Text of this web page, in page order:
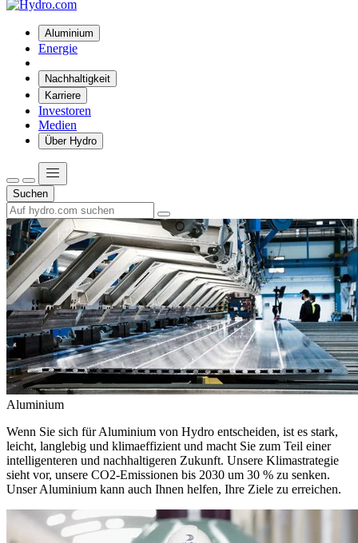
Aluminium
Energie
Nachhaltigkeit
Karriere
Investoren
Medien
Über Hydro
Suchen
Aluminium
Wenn Sie sich für Aluminium von Hydro entscheiden, ist es stark,
leicht, langlebig und klimaeffizient und macht Sie zum Teil einer
intelligenteren und nachhaltigeren Zukunft. Unsere Klimastrategie
sieht vor, unsere CO2-Emissionen bis 2030 um 30 % zu senken.
Unser Aluminium kann auch Ihnen helfen, Ihre Ziele zu erreichen.